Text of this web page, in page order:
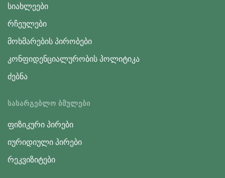
სიახლეები
რჩეულები
მოხმარების პირობები
კონფიდენციალურობის პოლიტიკა
ძებნა
ᲡᲐᲡᲐᲠᲒᲔᲑᲚᲝ ᲑᲛᲣᲚᲔᲑᲘ
ფიზიკური პირები
იურიდიული პირები
რეკვიზიტები